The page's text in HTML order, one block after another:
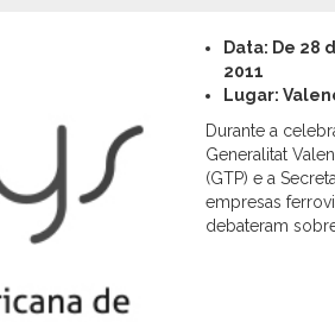
Data: De 28
2011
Lugar:
Durante a
Generalitat
(GTP) e a
empresas
debateram